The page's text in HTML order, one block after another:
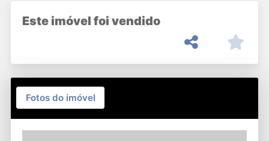
Este imóvel foi vendido
Fotos do imóvel